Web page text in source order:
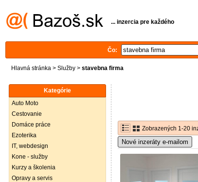
... inzercia pre každého
Čo:
Hlavná stránka > Služby > stavebna firma
Kategórie
Auto Moto
Cestovanie
Domáce práce
Ezoterika
IT, webdesign
Kone - služby
Kurzy a školenia
Opravy a servis
Zobrazených 1-20
Nové inzeráty e-mailom